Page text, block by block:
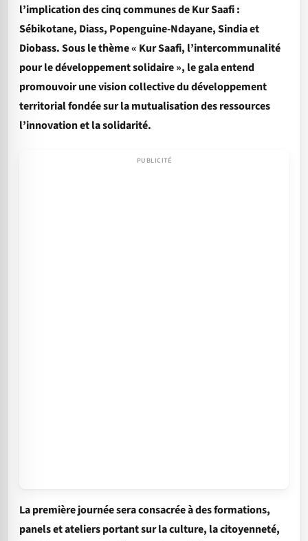
l’implication des cinq communes de Kur Saafi :
Sébikotane, Diass, Popenguine-Ndayane, Sindia et
Diobass. Sous le thème « Kur Saafi, l’intercommunalité
pour le développement solidaire », le gala entend
promouvoir une vision collective du développement
territorial fondée sur la mutualisation des ressources
l’innovation et la solidarité.
La première journée sera consacrée à des formations,
panels et ateliers portant sur la culture, la citoyenneté,